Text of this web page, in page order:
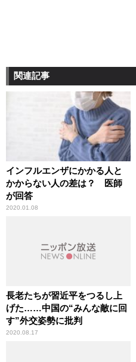
関連記事
インフルエンザにかかる人と
かからない人の差は？ 医師
が回答
2020.01.08
長老たちが習近平をつるし上
げた……中国の“みんな敵に回
す”外交姿勢に批判
2020.08.17